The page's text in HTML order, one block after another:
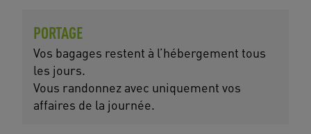
PORTAGE
Vos bagages restent à l’hébergement tous
les jours.
Vous randonnez avec uniquement vos
affaires de la journée.